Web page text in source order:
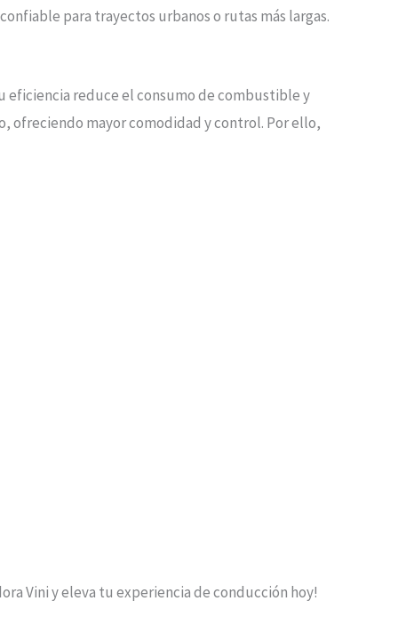
para trayectos urbanos o rutas más largas.
eficiencia reduce el consumo de combustible y
ofreciendo mayor comodidad y control. Por ello,
Vini y eleva tu experiencia de conducción hoy!